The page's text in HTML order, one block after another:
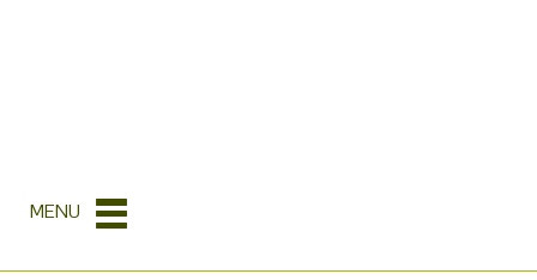
MENU